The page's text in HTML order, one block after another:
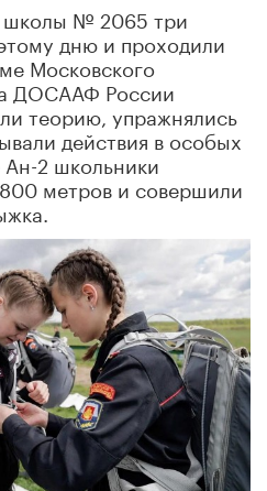
№ 2065 три
дню и проходили
Московского
ДОСААФ России
теорию, упражнялись
действия в особых
Ан-2 школьники
метров и совершили